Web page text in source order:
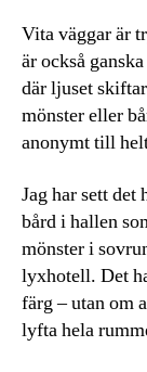
Vita väggar är
är också
där ljuset
mönster eller
anonymt till
Jag har sett det
bård i hallen
mönster i
lyxhotell. Det
färg – utan om
lyfta hela